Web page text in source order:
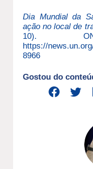
Dia Mundial da
ação no local de
10).
https://
8966
Gostou do